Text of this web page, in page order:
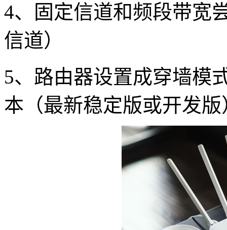
4、固定信道和频段带宽
信道）
5、路由器设置成穿墙模
本（最新稳定版或开发版